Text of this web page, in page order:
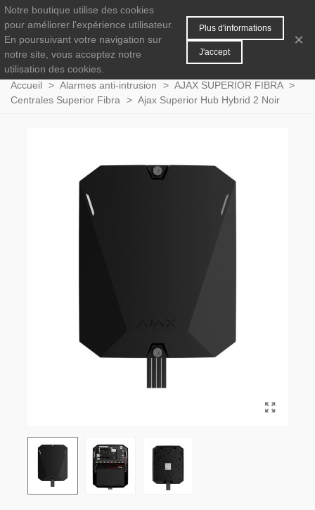
0 MENU
Accueil > Alarmes anti-intrusion > AJAX SUPERIOR FIBRA >
Centrales Superior Fibra
> Ajax Superior Hub Hybrid 2 Noir
Notre boutique utilise des cookies
pour améliorer l'expérience utilisateur.
En poursuivant votre navigation sur
notre site, vous acceptez notre
utilisation des cookies.
Plus d'informations
J'accept
×